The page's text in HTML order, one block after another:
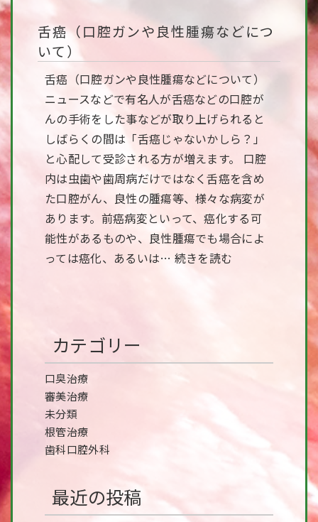
舌癌（口腔ガンや良性腫瘍などにつ
いて）
舌癌（口腔ガンや良性腫瘍などについて）
ニュースなどで有名人が舌癌などの口腔が
んの手術をした事などが取り上げられると
しばらくの間は「舌癌じゃないかしら？」
と心配して受診される方が増えます。 口腔
内は虫歯や歯周病だけではなく舌癌を含め
た口腔がん、良性の腫瘍等、様々な病変が
あります。前癌病変といって、癌化する可
能性があるものや、良性腫瘍でも場合によ
っては癌化、あるいは… 続きを読む
カテゴリー
口臭治療
審美治療
未分類
根管治療
歯科口腔外科
最近の投稿